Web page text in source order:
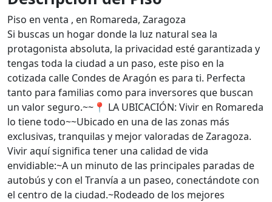
Piso en venta , en Romareda, Zaragoza
Si buscas un hogar donde la luz natural sea la
protagonista absoluta, la privacidad esté garantizada y
tengas toda la ciudad a un paso, este piso en la
cotizada calle Condes de Aragón es para ti. Perfecta
tanto para familias como para inversores que buscan
un valor seguro.~~📍 LA UBICACIÓN: Vivir en Romareda
lo tiene todo~~Ubicado en una de las zonas más
exclusivas, tranquilas y mejor valoradas de Zaragoza.
Vivir aquí significa tener una calidad de vida
envidiable:~A un minuto de las principales paradas de
autobús y con el Tranvía a un paseo, conectándote con
el centro de la ciudad.~Rodeado de los mejores